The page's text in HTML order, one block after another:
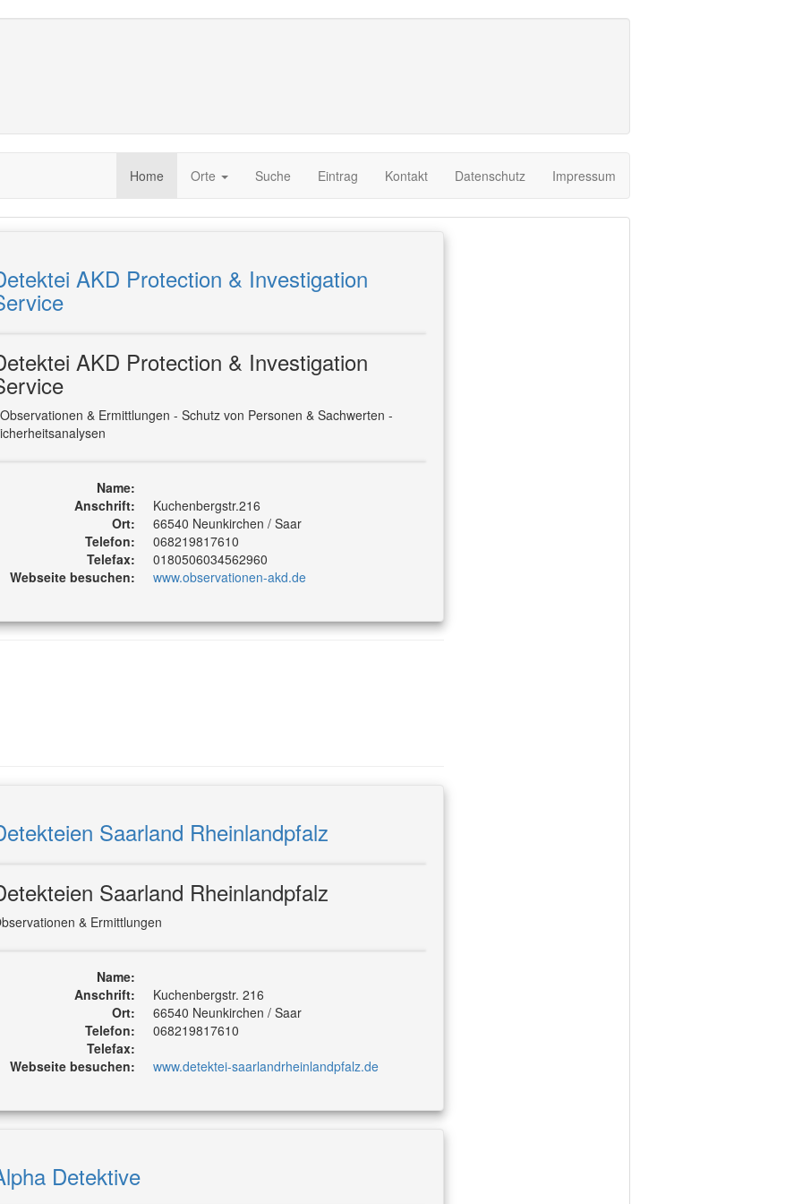
Home Orte Suche Eintrag Kontakt Datenschutz Impressum
AKD Protection & Investigation
AKD Protection & Investigation
& Ermittlungen - Schutz von Personen & Sachwerten -
Name:
Anschrift:
Kuchenbergstr.216
Ort:
66540 Neunkirchen / Saar
Telefon:
068219817610
Telefax:
0180506034562960
Webseite besuchen:
www.observationen-akd.de
Saarland Rheinlandpfalz
Saarland Rheinlandpfalz
& Ermittlungen
Name:
Anschrift:
Kuchenbergstr. 216
Ort:
66540 Neunkirchen / Saar
Telefon:
068219817610
Telefax:
Webseite besuchen:
www.detektei-saarlandrheinlandpfalz.de
Detektive